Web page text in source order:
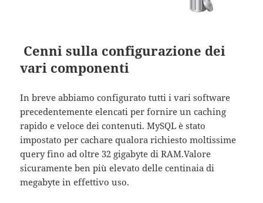
Cenni sulla configurazione dei
vari componenti
In breve abbiamo configurato tutti i vari software
precedentemente elencati per fornire un caching
rapido e veloce dei contenuti. MySQL è stato
impostato per cachare qualora richiesto moltissime
query fino ad oltre 32 gigabyte di RAM.Valore
sicuramente ben più elevato delle centinaia di
megabyte in effettivo uso.